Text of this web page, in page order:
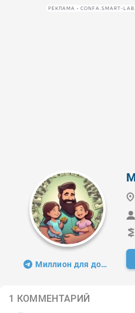
РЕКЛАМА • CONFA.SMART-
Миллион для дочек
1 КОММЕНТАРИЙ